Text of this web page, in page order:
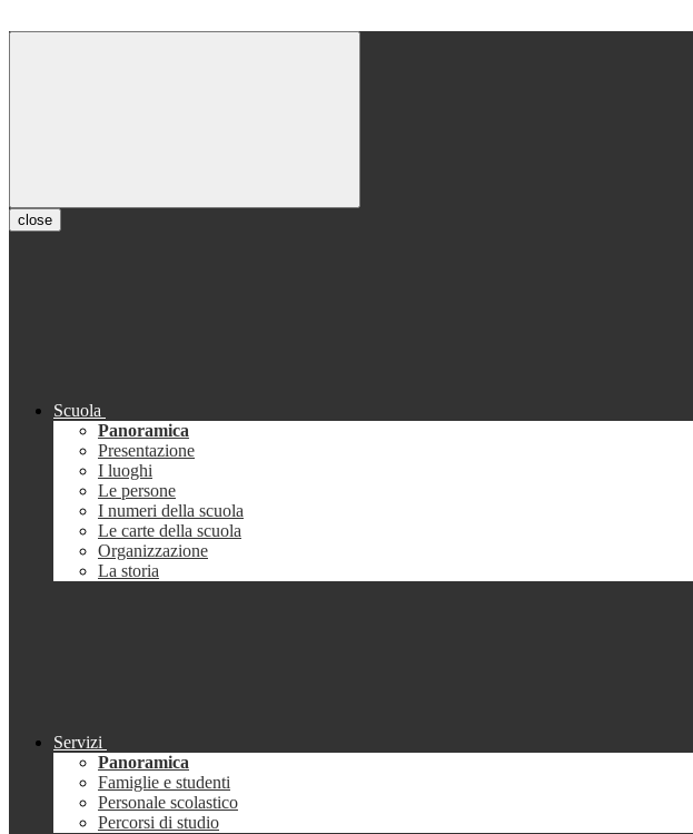
close
Scuola
Panoramica
Presentazione
I luoghi
Le persone
I numeri della scuola
Le carte della scuola
Organizzazione
La storia
Servizi
Panoramica
Famiglie e studenti
Personale scolastico
Percorsi di studio